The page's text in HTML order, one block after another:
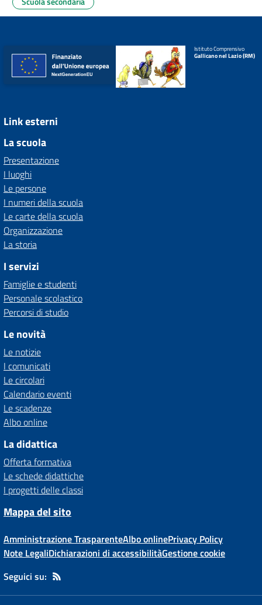
Istituto Comprensivo
Gallicano nel Lazio (RM)
Link esterni
La scuola
Presentazione
I luoghi
Le persone
I numeri della scuola
Le carte della scuola
Organizzazione
La storia
I servizi
Famiglie e studenti
Personale scolastico
Percorsi di studio
Le novità
Le notizie
I comunicati
Le circolari
Calendario eventi
Le scadenze
Albo online
La didattica
Offerta formativa
Le schede didattiche
I progetti delle classi
Mappa del sito
Amministrazione TrasparenteAlbo onlinePrivacy Policy
Note LegaliDichiarazioni di accessibilitàGestione cookie
Seguici su: